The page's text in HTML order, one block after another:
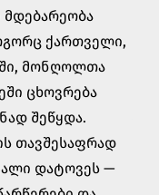
ქართველი,
მონღოლთა
ცხოვრება
შეწყდა.
თავშესაფრად
დატოვეს —